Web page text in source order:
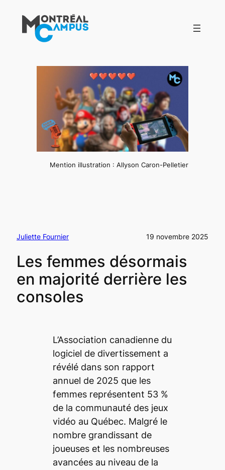
contenu
Mention illustration : Allyson Caron-Pelletier
Juliette Fournier 19 novembre 2025
Les femmes désormais
en majorité derrière les
consoles
L’Association canadienne du
logiciel de divertissement a
révélé dans son rapport
annuel de 2025 que les
femmes représentent 53 %
de la communauté des jeux
vidéo au Québec. Malgré le
nombre grandissant de
joueuses et les nombreuses
avancées au niveau de la